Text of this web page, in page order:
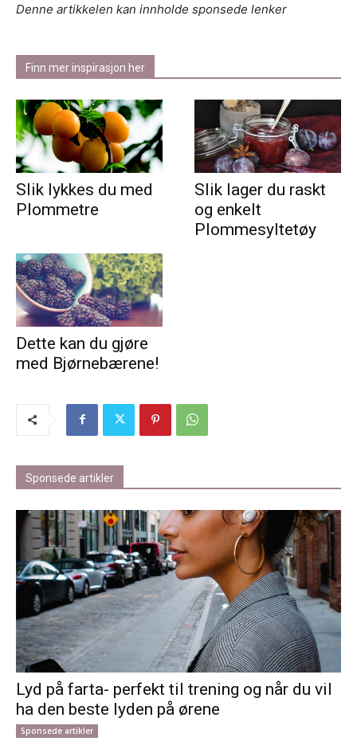
Denne artikkelen kan innholde sponsede lenker
Finn mer inspirasjon her
Slik lykkes du med
Plommetre
Slik lager du raskt
og enkelt
Plommesyltetøy
Dette kan du gjøre
med Bjørnebærene!
Sponsede artikler
Lyd på farta- perfekt til trening og når du vil
ha den beste lyden på ørene
Sponsede artikler